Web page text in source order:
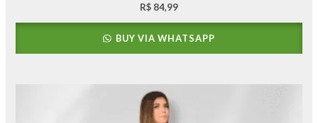
R$ 84,99
BUY VIA WHATSAPP